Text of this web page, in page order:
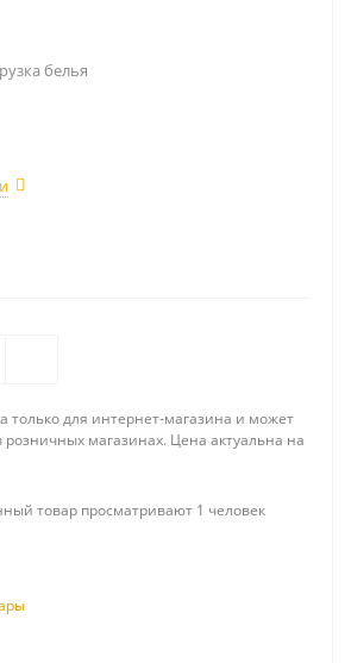
белья
только для интернет-магазина и может
розничных магазинах. Цена актуальна на
товар просматривают 1 человек